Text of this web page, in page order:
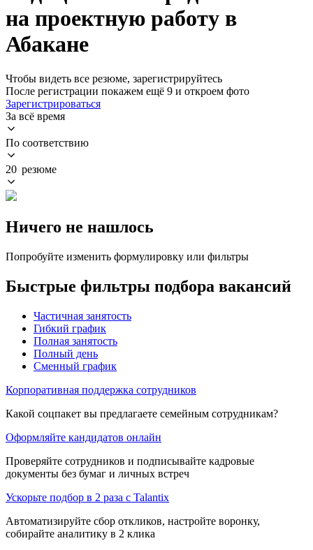
на проектную работу в
Абакане
Чтобы видеть все резюме, зарегистрируйтесь
После регистрации покажем ещё 9 и откроем фото
Зарегистрироваться
За всё время
По соответствию
20 резюме
Ничего не нашлось
Попробуйте изменить формулировку или фильтры
Быстрые фильтры подбора вакансий
Частичная занятость
Гибкий график
Полная занятость
Полный день
Сменный график
Корпоративная поддержка сотрудников
Какой соцпакет вы предлагаете семейным сотрудникам?
Оформляйте кандидатов онлайн
Проверяйте сотрудников и подписывайте кадровые
документы без бумаг и личных встреч
Ускорьте подбор в 2 раза с Talantix
Автоматизируйте сбор откликов, настройте воронку,
собирайте аналитику в 2 клика